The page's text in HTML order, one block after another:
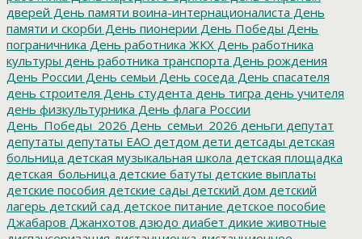
дверей День памяти воина-интернационалиста День
памяти и скорби День пионерии День Победы День
пограничника День работника ЖКХ День работника
культуры день работника транспорта День рождения
День России День семьи День соседа День спасателя
день строителя День студента день тигра день учителя
день физкультурника День флага России
День_Победы_2026 День_семьи_2026 деньги депутат
депутаты депутаты ЕАО детдом дети детсады детская
больница детская музыкальная школа детская площадка
детская_больница детские батуты детские выплаты
детские пособия детские сады детский дом детский
лагерь детский сад детское питание детское пособие
Джабаров Джанхотов дзюдо диабет дикие животные